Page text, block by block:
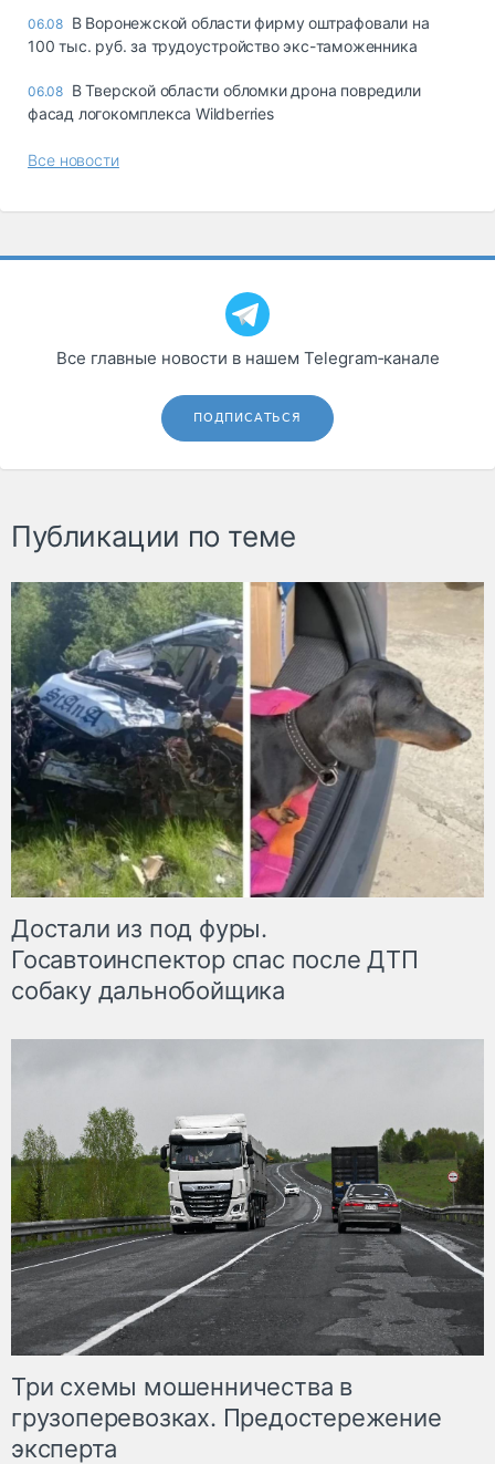
06.08 В Воронежской области фирму оштрафовали на
100 тыс. руб. за трудоустройство экс-таможенника
06.08 В Тверской области обломки дрона повредили
фасад логокомплекса Wildberries
Все новости
Все главные новости в нашем Telegram‑канале
ПОДПИСАТЬСЯ
Публикации по теме
Достали из под фуры.
Госавтоинспектор спас после ДТП
собаку дальнобойщика
Три схемы мошенничества в
грузоперевозках. Предостережение
эксперта